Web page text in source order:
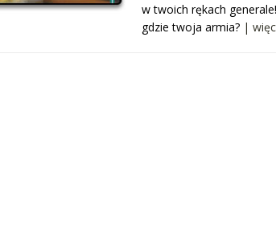
w twoich rękach
gdzie twoja armia? |